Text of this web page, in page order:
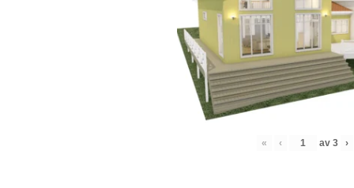
« ‹ av 3 ›